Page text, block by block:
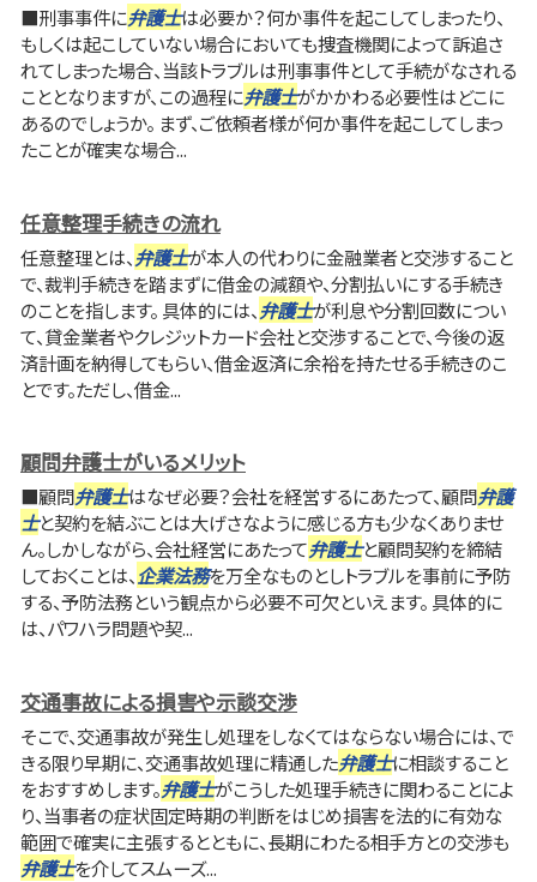
■刑事事件に弁護士は必要か？何か事件を起こしてしまったり、
もしくは起こしていない場合においても捜査機関によって訴追さ
れてしまった場合、当該トラブルは刑事事件として手続がなされる
こととなりますが、この過程に弁護士がかかわる必要性はどこに
あるのでしょうか。 まず、ご依頼者様が何か事件を起こしてしまっ
たことが確実な場合...
任意整理手続きの流れ
任意整理とは、 弁護士が本人の代わりに金融業者と交渉すること
で、裁判手続きを踏まずに借金の減額や、分割払いにする手続き
のことを指します。 具体的には、 弁護士が利息や分割回数につい
て、貸金業者やクレジットカード会社と交渉することで、今後の返
済計画を納得してもらい、借金返済に余裕を持たせる手続きのこ
とです。ただし、借金...
顧問弁護士がいるメリット
■顧問弁護士はなぜ必要？会社を経営するにあたって、顧問弁護
士と契約を結ぶことは大げさなように感じる方も少なくありませ
ん。しかしながら、会社経営にあたって弁護士と顧問契約を締結
しておくことは、 企業法務を万全なものとしトラブルを事前に予防
する、予防法務という観点から必要不可欠といえます。 具体的に
は、パワハラ問題や契...
交通事故による損害や示談交渉
そこで、交通事故が発生し処理をしなくてはならない場合には、で
きる限り早期に、交通事故処理に精通した弁護士に相談すること
をおすすめします。弁護士がこうした処理手続きに関わることによ
り、当事者の症状固定時期の判断をはじめ損害を法的に有効な
範囲で確実に主張するとともに、長期にわたる相手方との交渉も
弁護士を介してスムーズ...